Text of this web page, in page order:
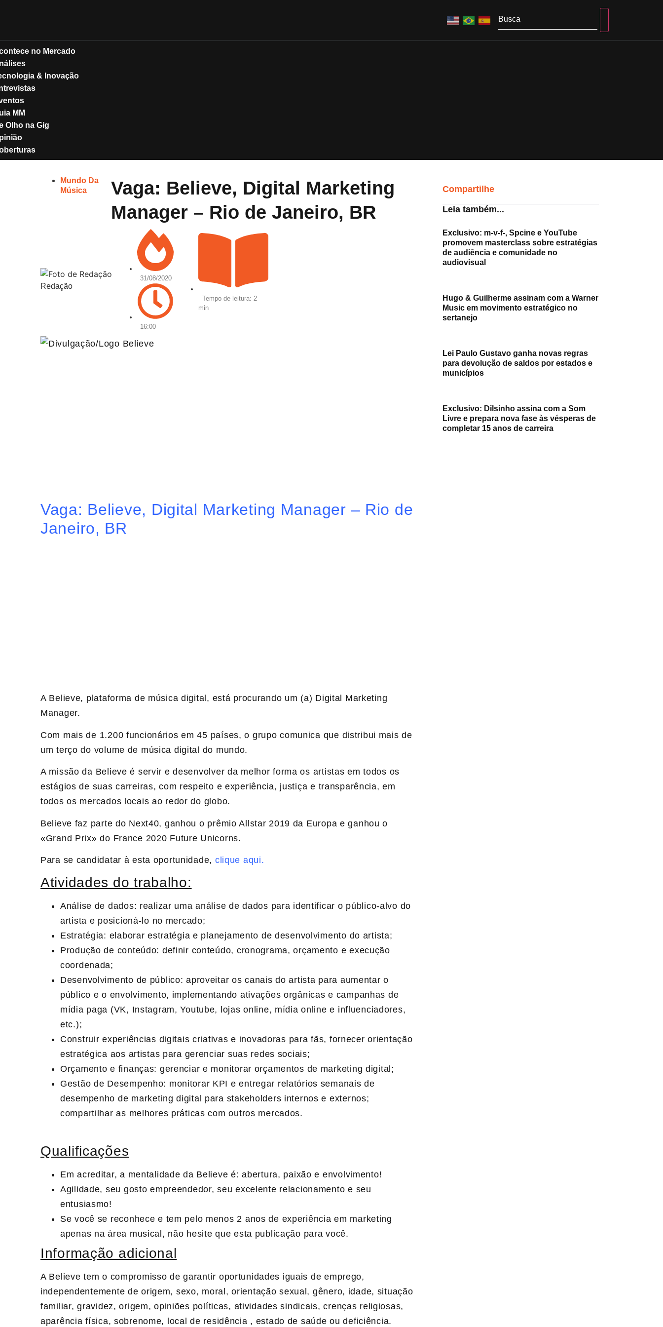
no Mercado
& Inovação
MM
Olho na Gig
Mundo Da
Música
Vaga: Believe, Digital Marketing
Manager – Rio de Janeiro, BR
Redação
31/08/2020
16:00
Tempo de leitura: 2
min
Vaga: Believe, Digital Marketing Manager – Rio de
Janeiro, BR
A Believe, plataforma de música digital, está procurando um (a) Digital Marketing
Manager.
Com mais de 1.200 funcionários em 45 países, o grupo comunica que distribui mais de
um terço do volume de música digital do mundo.
A missão da Believe é servir e desenvolver da melhor forma os artistas em todos os
estágios de suas carreiras, com respeito e experiência, justiça e transparência, em
todos os mercados locais ao redor do globo.
Believe faz parte do Next40, ganhou o prêmio Allstar 2019 da Europa e ganhou o
«Grand Prix» do France 2020 Future Unicorns.
Para se candidatar à esta oportunidade, clique aqui.
Atividades do trabalho:
Análise de dados: realizar uma análise de dados para identificar o público-alvo do
artista e posicioná-lo no mercado;
Estratégia: elaborar estratégia e planejamento de desenvolvimento do artista;
Produção de conteúdo: definir conteúdo, cronograma, orçamento e execução
coordenada;
Desenvolvimento de público: aproveitar os canais do artista para aumentar o
público e o envolvimento, implementando ativações orgânicas e campanhas de
mídia paga (VK, Instagram, Youtube, lojas online, mídia online e influenciadores,
etc.);
Construir experiências digitais criativas e inovadoras para fãs, fornecer orientação
estratégica aos artistas para gerenciar suas redes sociais;
Orçamento e finanças: gerenciar e monitorar orçamentos de marketing digital;
Gestão de Desempenho: monitorar KPI e entregar relatórios semanais de
desempenho de marketing digital para stakeholders internos e externos;
compartilhar as melhores práticas com outros mercados.
Qualificações
Em acreditar, a mentalidade da Believe é: abertura, paixão e envolvimento!
Agilidade, seu gosto empreendedor, seu excelente relacionamento e seu
entusiasmo!
Se você se reconhece e tem pelo menos 2 anos de experiência em marketing
apenas na área musical, não hesite que esta publicação para você.
Informação adicional
A Believe tem o compromisso de garantir oportunidades iguais de emprego,
independentemente de origem, sexo, moral, orientação sexual, gênero, idade, situação
familiar, gravidez, origem, opiniões políticas, atividades sindicais, crenças religiosas,
aparência física, sobrenome, local de residência , estado de saúde ou deficiência.
Compartilhe
Leia também...
Exclusivo: m-v-f-, Spcine e YouTube
promovem masterclass sobre estratégias
de audiência e comunidade no
audiovisual
Hugo & Guilherme assinam com a Warner
Music em movimento estratégico no
sertanejo
Lei Paulo Gustavo ganha novas regras
para devolução de saldos por estados e
municípios
Exclusivo: Dilsinho assina com a Som
Livre e prepara nova fase às vésperas de
completar 15 anos de carreira